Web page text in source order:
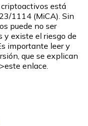
bancaria
está
1114 (MiCA). Sin
puede no ser
y existe el riesgo de
importante leer y
que se explican
enlace.